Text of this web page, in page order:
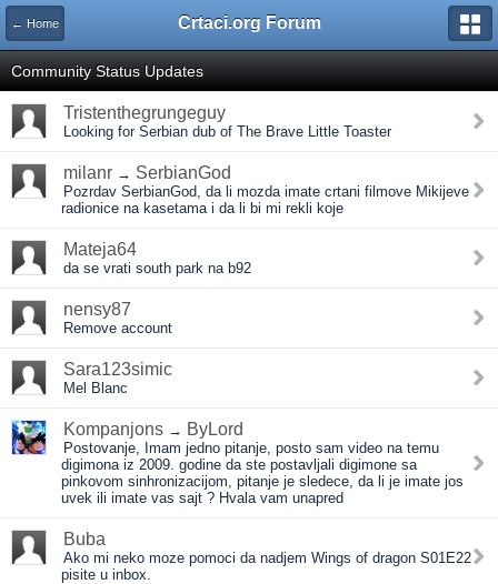
← Home Crtaci.org Forum
Community Status Updates
Tristenthegrungeguy
Looking for Serbian dub of The Brave Little Toaster
milanr → SerbianGod
Pozrdav SerbianGod, da li mozda imate crtani filmove Mikijeve
radionice na kasetama i da li bi mi rekli koje
Mateja64
da se vrati south park na b92
nensy87
Remove account
Sara123simic
Mel Blanc
Kompanjons → ByLord
Postovanje, Imam jedno pitanje, posto sam video na temu
digimona iz 2009. godine da ste postavljali digimone sa
pinkovom sinhronizacijom, pitanje je sledece, da li je imate jos
uvek ili imate vas sajt ? Hvala vam unapred
Buba
Ako mi neko moze pomoci da nadjem Wings of dragon S01E22
pisite u inbox.